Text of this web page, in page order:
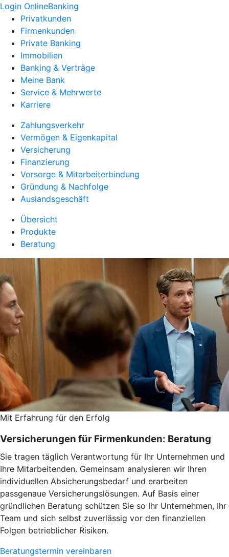
Login OnlineBanking
Privatkunden
Firmenkunden
Private Banking
Immobilien
Banking & Verträge
Meine Bank
Service & Mehrwerte
Karriere
Zahlungsverkehr
Vermögen & Eigenkapital
Versicherung
Finanzierung
Vorsorge & Mitarbeiterbindung
Gründung & Nachfolge
Auslandsgeschäft
Übersicht
Produkte
Beratung
Mit Erfahrung für den Erfolg
Versicherungen für Firmenkunden: Beratung
Sie tragen täglich Verantwortung für Ihr Unternehmen und
Ihre Mitarbeitenden. Gemeinsam analysieren wir Ihren
individuellen Absicherungsbedarf und erarbeiten
passgenaue Versicherungslösungen. Auf Basis einer
gründlichen Beratung schützen Sie so Ihr Unternehmen, Ihr
Team und sich selbst zuverlässig vor den finanziellen
Folgen betrieblicher Risiken.
Beratungstermin vereinbaren